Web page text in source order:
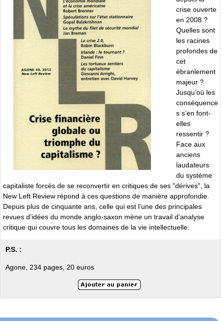
crise ouverte
en 2008 ?
Quelles sont
les racines
profondes de
cet
ébranlement
majeur ?
Jusqu’où les
conséquence
s s’en font-
elles
ressentir ?
Face aux
anciens
laudateurs
du système
capitaliste forcés de se reconvertir en critiques de ses "dérives", la
New Left Review répond à ces questions de manière approfondie.
Depuis plus de cinquante ans, celle qui est l’une des principales
revues d’idées du monde anglo-saxon mène un travail d’analyse
critique qui couvre tous les domaines de la vie intellectuelle.
P.S. :
Agone, 234 pages, 20 euros